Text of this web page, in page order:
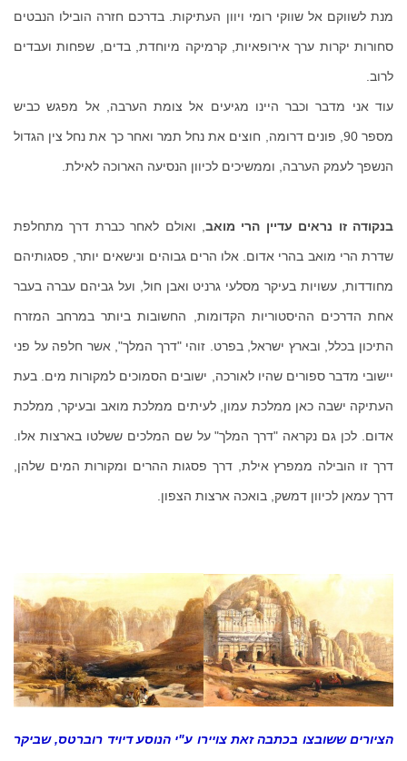
מנת לשווקם אל שווקי רומי ויוון העתיקות. בדרכם חזרה הובילו הנבטים
סחורות יקרות ערך אירופאיות, קרמיקה מיוחדת, בדים, שפחות ועבדים
לרוב.
עוד אני מדבר וכבר היינו מגיעים אל צומת הערבה, אל מפגש כביש
מספר 90, פונים דרומה, חוצים את נחל תמר ואחר כך את נחל צין הגדול
הנשפך לעמק הערבה, וממשיכים לכיוון הנסיעה הארוכה לאילת.
בנקודה זו נראים עדיין הרי מואב , ואולם לאחר כברת דרך מתחלפת
שדרת הרי מואב בהרי אדום. אלו הרים גבוהים ונישאים יותר, פסגותיהם
מחודדות, עשויות בעיקר מסלעי גרניט ואבן חול, ועל גביהם עברה בעבר
אחת הדרכים ההיסטוריות הקדומות, החשובות ביותר במרחב המזרח
התיכון בכלל, ובארץ ישראל, בפרט. זוהי "דרך המלך", אשר חלפה על פני
יישובי מדבר ספורים שהיו לאורכה, ישובים הסמוכים למקורות מים. בעת
העתיקה ישבה כאן ממלכת עמון, לעיתים ממלכת מואב ובעיקר, ממלכת
אדום. לכן גם נקראה "דרך המלך" על שם המלכים ששלטו בארצות אלו.
דרך זו הובילה ממפרץ אילת, דרך פסגות ההרים ומקורות המים שלהן,
דרך עמאן לכיוון דמשק, בואכה ארצות הצפון.
הציורים ששובצו בכתבה זאת צויירו ע"י הנוסע דיויד רוברטס, שביקר